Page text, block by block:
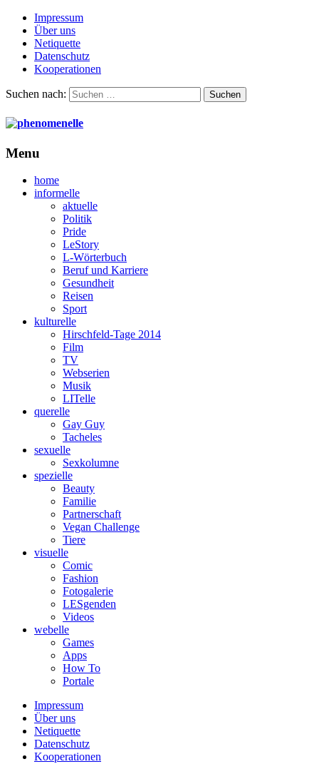
Impressum
Über uns
Netiquette
Datenschutz
Kooperationen
Suchen nach:
Menu
home
informelle
aktuelle
Politik
Pride
LeStory
L-Wörterbuch
Beruf und Karriere
Gesundheit
Reisen
Sport
kulturelle
Hirschfeld-Tage 2014
Film
TV
Webserien
Musik
LITelle
querelle
Gay Guy
Tacheles
sexuelle
Sexkolumne
spezielle
Beauty
Familie
Partnerschaft
Vegan Challenge
Tiere
visuelle
Comic
Fashion
Fotogalerie
LESgenden
Videos
webelle
Games
Apps
How To
Portale
Impressum
Über uns
Netiquette
Datenschutz
Kooperationen